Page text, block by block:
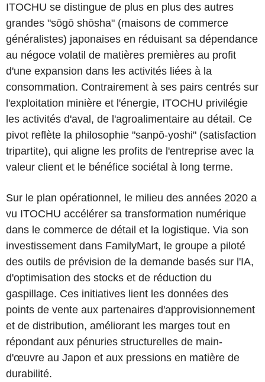
ITOCHU se distingue de plus en plus des autres
grandes "sōgō shōsha" (maisons de commerce
généralistes) japonaises en réduisant sa dépendance
au négoce volatil de matières premières au profit
d'une expansion dans les activités liées à la
consommation. Contrairement à ses pairs centrés sur
l'exploitation minière et l'énergie, ITOCHU privilégie
les activités d'aval, de l'agroalimentaire au détail. Ce
pivot reflète la philosophie "sanpō-yoshi" (satisfaction
tripartite), qui aligne les profits de l'entreprise avec la
valeur client et le bénéfice sociétal à long terme.
Sur le plan opérationnel, le milieu des années 2020 a
vu ITOCHU accélérer sa transformation numérique
dans le commerce de détail et la logistique. Via son
investissement dans FamilyMart, le groupe a piloté
des outils de prévision de la demande basés sur l'IA,
d'optimisation des stocks et de réduction du
gaspillage. Ces initiatives lient les données des
points de vente aux partenaires d'approvisionnement
et de distribution, améliorant les marges tout en
répondant aux pénuries structurelles de main-
d'œuvre au Japon et aux pressions en matière de
durabilité.